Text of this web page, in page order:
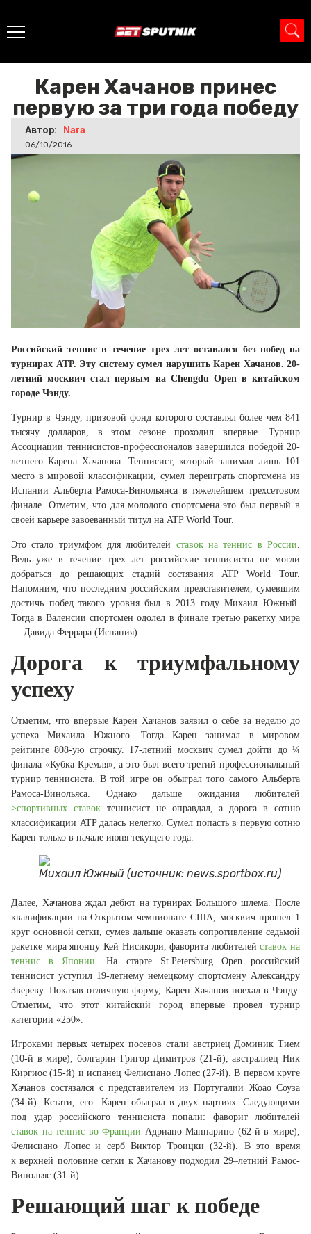
Карен Хачанов принес первую за
Карен Хачанов принес
первую за три года победу
Автор: Nara
06/10/2016
Российский теннис в течение трех лет оставался без побед на
турнирах АТР. Эту систему сумел нарушить Карен Хачанов. 20-
летний москвич стал первым на Chengdu Open в китайском
городе Чэнду.
Турнир в Чэнду, призовой фонд которого составлял более чем 841
тысячу долларов, в этом сезоне проходил впервые. Турнир
Ассоциации теннисистов-профессионалов завершился победой 20-
летнего Карена Хачанова. Теннисист, который занимал лишь 101
место в мировой классификации, сумел переиграть спортсмена из
Испании Альберта Рамоса-Винольянса в тяжелейшем трехсетовом
финале. Отметим, что для молодого спортсмена это был первый в
своей карьере завоеванный титул на ATP World Tour.
Это стало триумфом для любителей ставок на теннис в России
Ведь уже в течение трех лет российские теннисисты не могли
добраться до решающих стадий состязания ATP World Tour.
Напомним, что последним российским представителем, сумевшим
достичь побед такого уровня был в 2013 году Михаил Южный.
Тогда в Валенсии спортсмен одолел в финале третью ракетку мира
— Давида Феррара (Испания).
Дорога к триумфальному
успеху
Отметим, что впервые Карен Хачанов заявил о себе за неделю до
успеха Михаила Южного. Тогда Карен занимал в мировом
рейтинге 808-ую строчку. 17-летний москвич сумел дойти до ¼
финала «Кубка Кремля», а это был всего третий профессиональный
турнир теннисиста. В той игре он обыграл того самого Альберта
Рамоса-Винольяса. Однако дальше ожидания любителей
>спортивных ставоктеннисист не оправдал, а дорога в сотню
классификации ATP далась нелегко. Сумел попасть в первую сотню
Карен только в начале июня текущего года.
Михаил Южный (источник: news.sportbox.ru)
Далее, Хачанова ждал дебют на турнирах Большого шлема. После
квалификации на Открытом чемпионате США, москвич прошел 1
круг основной сетки, сумев дальше оказать сопротивление седьмой
ракетке мира японцу Кей Нисикори, фаворита любителейставок на
теннис в Японии . На старте St.Petersburg Open российский
теннисист уступил 19-летнему немецкому спортсмену Александру
Звереву. Показав отличную форму, Карен Хачанов поехал в Чэнду.
Отметим, что этот китайский город впервые провел турнир
категории «250».
Игроками первых четырех посевов стали австриец Доминик Тием
(10-й в мире), болгарин Григор Димитров (21-й), австралиец Ник
Киргиос (15-й) и испанец Фелисиано Лопес (27-й). В первом круге
Хачанов состязался с представителем из Португалии Жоао Соуза
(34-й). Кстати, его Карен обыграл в двух партиях. Следующими
под удар российского теннисиста попали: фаворит любителей
ставок на теннис во Франции Адриано Маннарино (62-й в мире),
Фелисиано Лопес и серб Виктор Троицки (32-й). В это время
к верхней половине сетки к Хачанову подходил 29–летний Рамос-
Винольяс (31-й).
Решающий шаг к победе